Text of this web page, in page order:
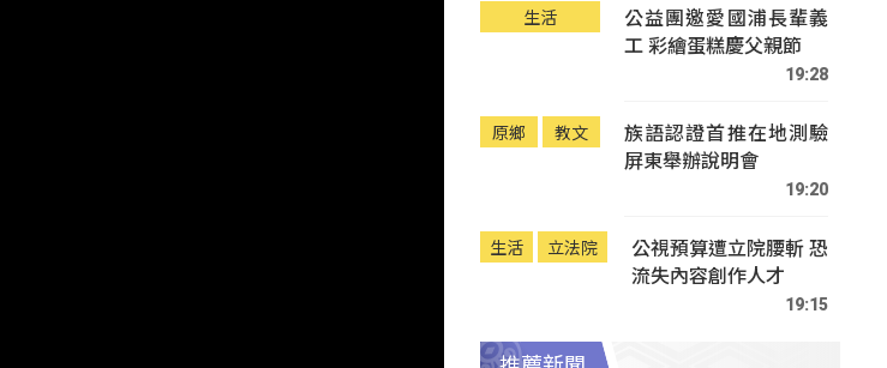
生活
公益團邀愛國浦長輩義
工 彩繪蛋糕慶父親節
19:28
原鄉 教文
族語認證首推在地測驗
屏東舉辦說明會
19:20
生活 立法院
公視預算遭立院腰斬 恐
流失內容創作人才
19:15